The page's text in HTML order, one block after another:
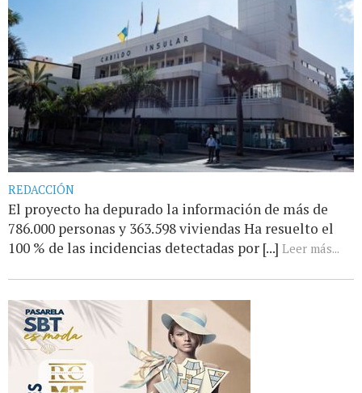
REDACCIÓN
El proyecto ha depurado la información de más de
786.000 personas y 363.598 viviendas Ha resuelto el
100 % de las incidencias detectadas por [...] Leer más...